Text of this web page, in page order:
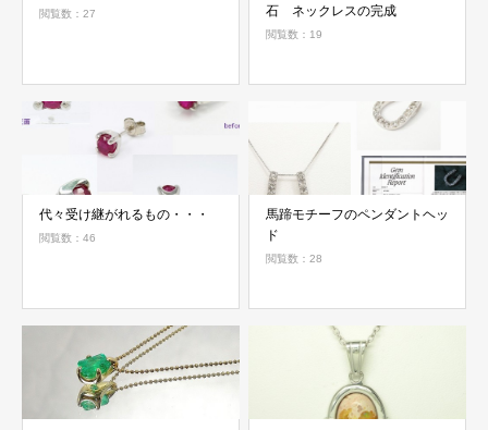
閲覧数：27
石 ネックレスの完成
閲覧数：19
代々受け継がれるもの・・・
閲覧数：46
馬蹄モチーフのペンダントヘッ
ド
閲覧数：28